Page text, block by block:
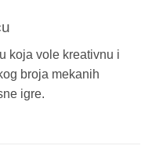
koja vole kreativnu i
broja mekanih
igre.